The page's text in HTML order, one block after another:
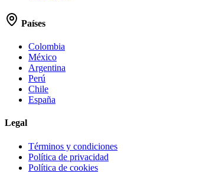
Países
Colombia
México
Argentina
Perú
Chile
España
Legal
Términos y condiciones
Política de privacidad
Política de cookies